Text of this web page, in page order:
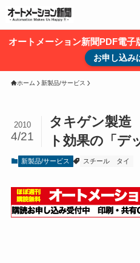
オートメーション新聞PDF電
お申し込み
ホーム 新製品/サービス
タキゲン製
ト効果の「デ
2010
4/21
新製品/サービス スチール タイ